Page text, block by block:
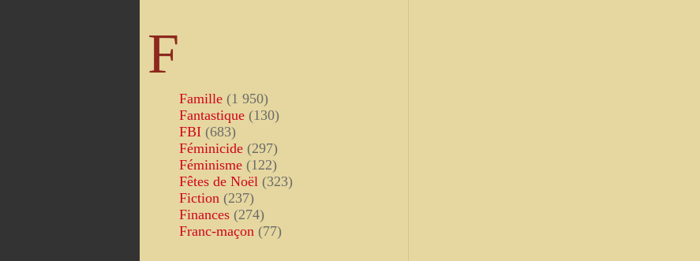
F
Famille (1 950)
Fantastique (130)
FBI (683)
Féminicide (297)
Féminisme (122)
Fêtes de Noël (323)
Fiction (237)
Finances (274)
Franc-maçon (77)